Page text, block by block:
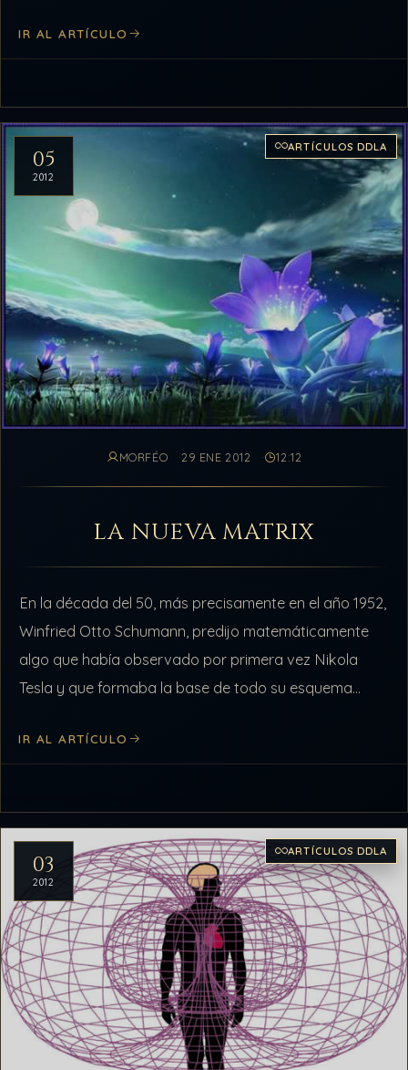
IR AL ARTÍCULO
05
2012
ARTÍCULOS DDLA
MORFÉO 29 ENE 2012 12:12
LA NUEVA MATRIX
En la década del 50, más precisamente en el año 1952,
Winfried Otto Schumann, predijo matemáticamente
algo que había observado por primera vez Nikola
Tesla y que formaba la base de todo su esquema
IR AL ARTÍCULO
03
2012
ARTÍCULOS DDLA